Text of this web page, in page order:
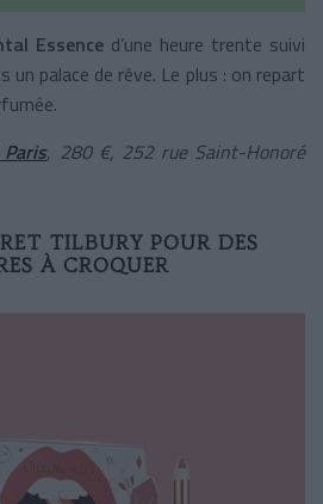
Essence d’une heure trente suivi
un palace de rêve. Le plus : on repart
, 280 €, 252 rue Saint-Honoré
TILBURY POUR DES
À CROQUER